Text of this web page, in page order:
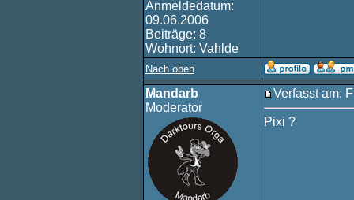
Anmeldedatum:
09.06.2006
Beiträge: 8
Wohnort: Vahlde
Nach oben
Mandarb
Moderator
Verfasst am:
Pixi ?